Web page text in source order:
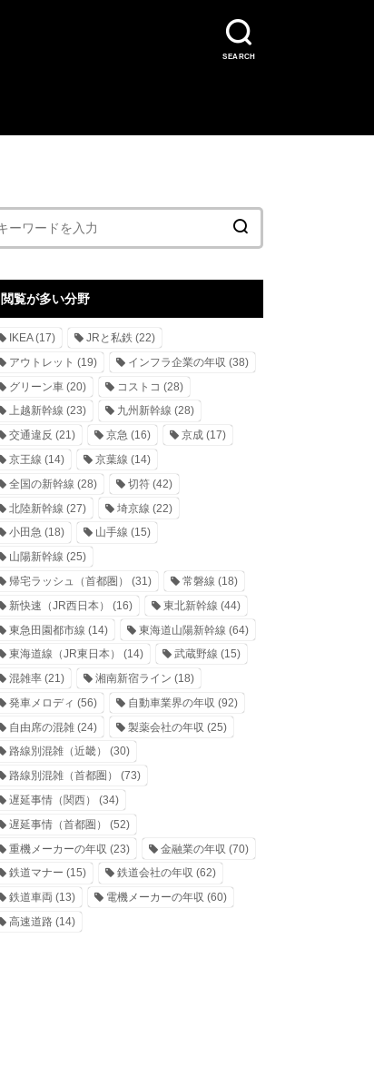
SEARCH
閲覧が多い分野
IKEA(17) JRと私鉄 (22)
アウトレット (19) インフラ企業の年収 (38)
グリーン車 (20) コストコ (28)
上越新幹線 (23) 九州新幹線 (28)
交通違反 (21) 京急 (16) 京成(17)
京王線 (14) 京葉線 (14)
全国の新幹線 (28) 切符(42)
北陸新幹線 (27) 埼京線 (22)
小田急 (18) 山手線 (15)
山陽新幹線 (25)
帰宅ラッシュ（首都圏）
(31) 常磐線 (18)
新快速（JR西日本）
(16) 東北新幹線 (44)
東急田園都市線 (14) 東海道山陽新幹線 (64)
東海道線（JR東日本）
(14) 武蔵野線 (15)
混雑率 (21) 湘南新宿ライン (18)
発車メロディ (56) 自動車業界の年収 (92)
自由席の混雑 (24) 製薬会社の年収 (25)
路線別混雑（近畿）
(30)
路線別混雑（首都圏）
(73)
遅延事情（関西）
(34)
遅延事情（首都圏）
(52)
重機メーカーの年収 (23) 金融業の年収 (70)
鉄道マナー (15) 鉄道会社の年収 (62)
鉄道車両 (13) 電機メーカーの年収 (60)
高速道路 (14)